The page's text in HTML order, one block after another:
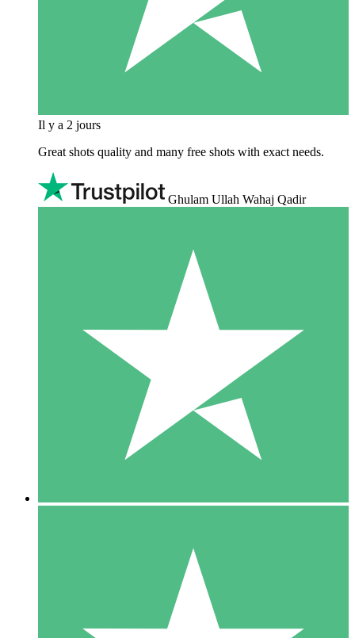
Il y a 2 jours
Great shots quality and many free shots with exact needs.
Ghulam Ullah Wahaj Qadir